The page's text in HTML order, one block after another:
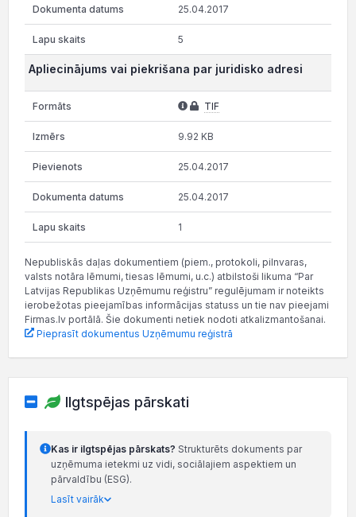
25.04.2017
5
Apliecinājums vai piekrišana par juridisko adresi
TIF
9.92 KB
25.04.2017
25.04.2017
1
Nepubliskās daļas dokumentiem (piem., protokoli, pilnvaras,
valsts notāra lēmumi, tiesas lēmumi, u.c.) atbilstoši likuma “Par
Latvijas Republikas Uzņēmumu reģistru” regulējumam ir noteikts
ierobežotas pieejamības informācijas statuss un tie nav pieejami
Firmas.lv portālā. Šie dokumenti netiek nodoti atkalizmantošanai.
Pieprasīt dokumentus Uzņēmumu reģistrā
Ilgtspējas pārskati
Kas ir ilgtspējas pārskats? Strukturēts dokuments par
uzņēmuma ietekmi uz vidi, sociālajiem aspektiem un
pārvaldību (ESG).
Lasīt vairāk